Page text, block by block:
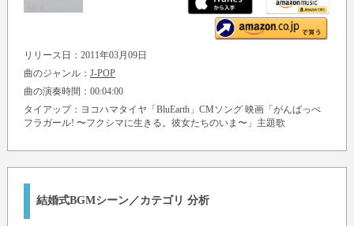
リリース日：2011年03月09日
曲のジャンル： J-POP
曲の演奏時間：00:04:00
タイアップ：ヨコハマタイヤ「BluEarth」CMソング 映画「がんばっぺ
フラガール! 〜フクシマに生きる。彼女たちのいま〜」主題歌
結婚式BGMシーン／カテゴリ 分析